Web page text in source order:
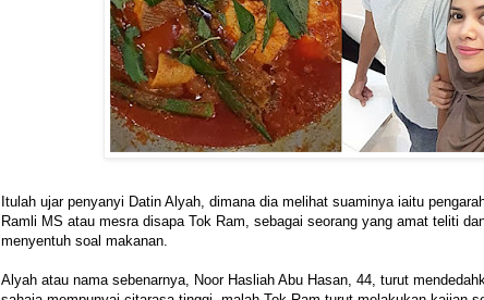
Itulah ujar penyanyi Datin Alyah, dimana dia melihat suaminya iaitu
Ramli MS atau mesra disapa Tok Ram, sebagai seorang yang amat teliti
menyentuh soal makanan.
Alyah atau nama sebenarnya, Noor Hasliah Abu Hasan, 44, turut